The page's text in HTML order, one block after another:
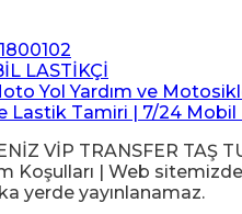
LASTİKÇİ
Yol Yardım ve
Lastik Tamiri | 7/24
VİP TRANSFER TAŞ
Koşulları | Web
yerde yayınlanamaz.